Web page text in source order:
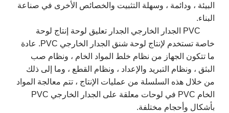
البيئة ، ودائمة ، وسهلة التثبيت والخصائص الأخرى في صناعة
البناء.
PVC الجدار الخارجي الجدار تعليق لوحة إنتاج لوحة
خاصة تستخدم لإنتاج لوحة شنق الجدار الخارجي PVC. عادة
ما تتكون الجهاز من نظام خلط المواد الخام ، ونظام صب
البثق ، ونظام التبريد والإعداد ، ونظام القطع ، وما إلى ذلك
من خلال هذه السلسلة من عمليات الإنتاج ، تتم معالجة المواد
الخام PVC في لوحات معلقة على الجدار الخارجي PVC
بأشكال وأحجام مختلفة.